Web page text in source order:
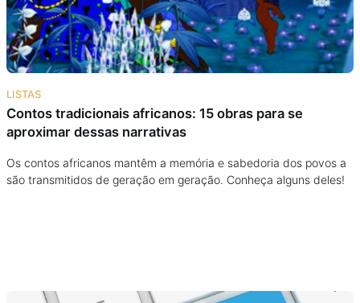
Assine
Taba na Escola
LISTAS
Contos tradicionais africanos: 15 obras para se
aproximar dessas narrativas
Os contos africanos mantêm a memória e sabedoria dos povos a
são transmitidos de geração em geração. Conheça alguns deles!